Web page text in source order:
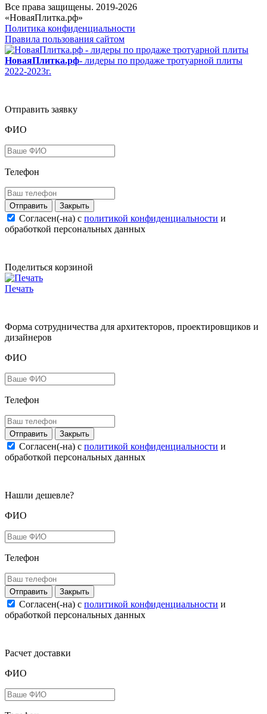
Все права защищены. 2019-2026
«НоваяПлитка.рф»
Политика конфиденциальности
Правила пользования сайтом
НоваяПлитка.рф- лидеры по продаже тротуарной плиты
2022-2023г.
Отправить заявку
ФИО
Телефон
Закрыть
Согласен(-на) c политикой конфиденциальности и
обработкой персональных данных
Поделиться корзиной
Печать
Форма сотрудничества для архитекторов, проектировщиков и
дизайнеров
ФИО
Телефон
Закрыть
Согласен(-на) c политикой конфиденциальности и
обработкой персональных данных
Нашли дешевле?
ФИО
Телефон
Закрыть
Согласен(-на) c политикой конфиденциальности и
обработкой персональных данных
Расчет доставки
ФИО